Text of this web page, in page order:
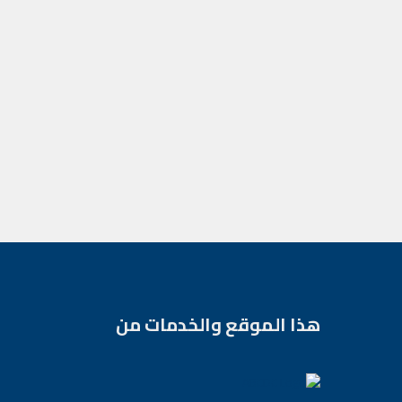
هذا الموقع والخدمات من